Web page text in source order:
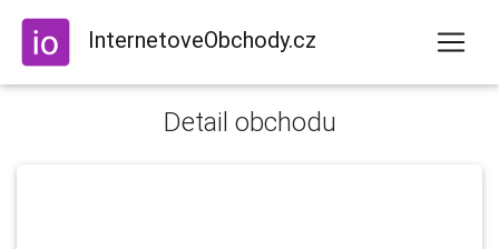
InternetoveObchody.cz
Detail obchodu